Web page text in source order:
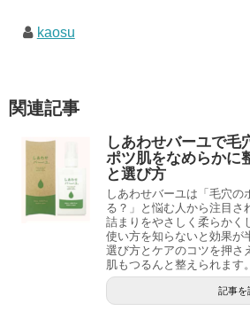
kaosu
関連記事
しあわせバーユで毛
ポツ肌をなめらかに
と選び方
しあわせバーユは「毛穴の
る？」と悩む人から注目さ
詰まりをやさしく柔らかく
使い方を知らないと効果が
選び方とケアのコツを押さ
肌もつるんと整えられます。
記事を